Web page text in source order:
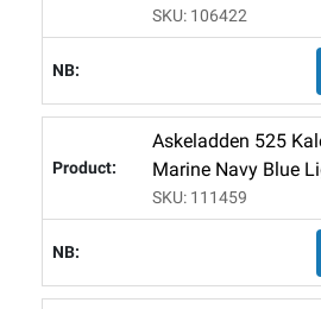
SKU: 106422
Askeladden 525
Marine Navy Blue
SKU: 111459